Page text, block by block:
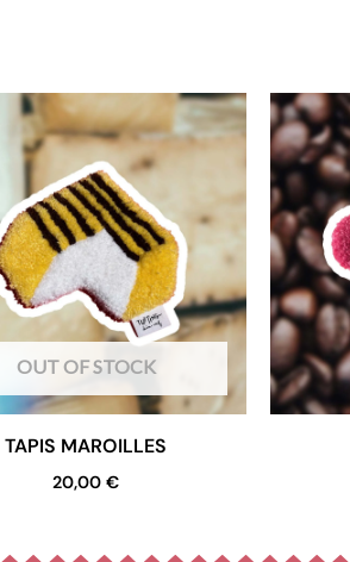
OUT OF STOCK
TAPIS MAROILLES
20,00 €